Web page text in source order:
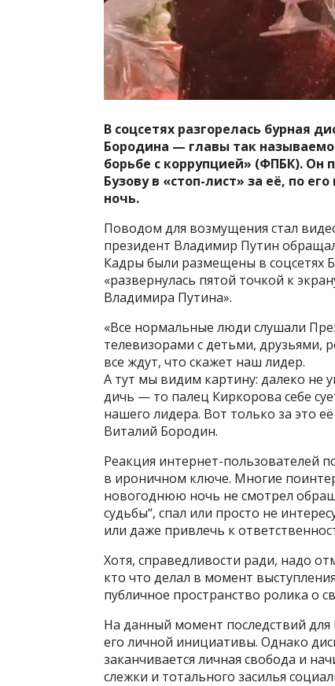
В соцсетях разгорелась бурная
Бородина — главы так
борьбе с коррупцией» (ФПБК). Он
Бузову в «стоп-лист» за её, по
ночь.
Поводом для возмущения стал
президент Владимир Путин
Кадры были размещены в соцсетях
«развернулась пятой точкой к
Владимира Путина».
«Все нормальные люди слушали
телевизорами с детьми, друзьями,
все ждут, что скажет наш лидер.
А тут мы видим картину: далеко не
дичь — то палец Киркорова себе
нашего лидера. Вот только за это
Виталий Бородин.
Реакция интернет-пользователей
в ироничном ключе. Многие
новогоднюю ночь не смотрел
судьбы“, спал или просто не
или даже привлечь к
Хотя, справедливости ради, надо
кто что делал в момент
публичное пространство ролика о
На данный момент последствий для
его личной инициативы. Однако
заканчивается личная свобода и
слежки и тотального засилья